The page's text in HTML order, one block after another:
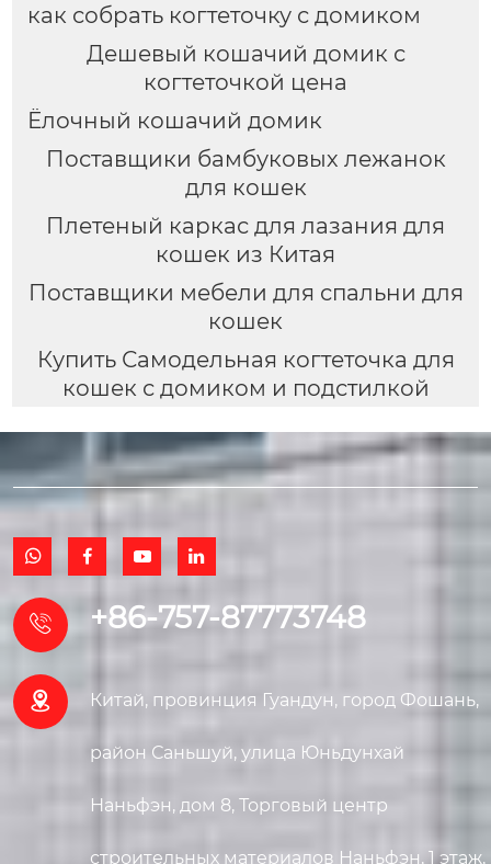
как собрать когтеточку с домиком
Дешевый кошачий домик с
когтеточкой цена
Ёлочный кошачий домик
Поставщики бамбуковых лежанок
для кошек
Плетеный каркас для лазания для
кошек из Китая
Поставщики мебели для спальни для
кошек
Купить Самодельная когтеточка для
кошек с домиком и подстилкой
   
 +86-757-87773748
 Китай, провинция Гуандун, город Фошань,
район Саньшуй, улица Юньдунхай
Наньфэн, дом 8, Торговый центр
строительных материалов Наньфэн, 1 этаж,